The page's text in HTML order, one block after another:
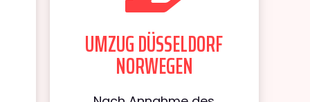
UMZUG DÜSSELDORF
NORWEGEN